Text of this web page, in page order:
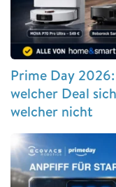
Prime Day
welcher Deal
welcher nicht